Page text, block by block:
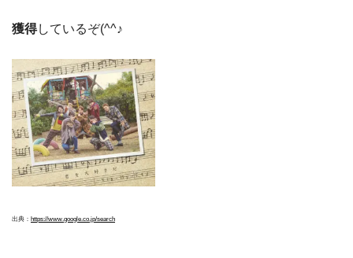
獲得しているぞ(^^♪
出典： https://www.google.co.jp/search